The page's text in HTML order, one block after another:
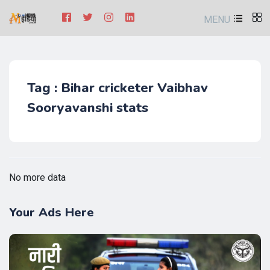
MENU
Tag : Bihar cricketer Vaibhav
Sooryavanshi stats
No more data
Your Ads Here